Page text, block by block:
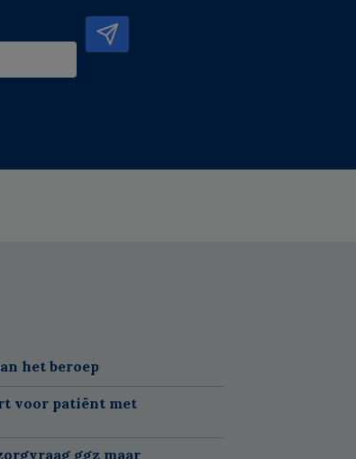
het beroep
voor patiënt met
ggz maar